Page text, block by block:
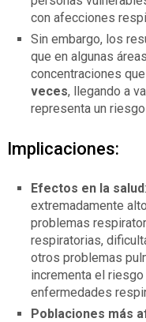
con afecciones
Sin embargo, los
que en algunas
concentraciones que
veces, llegando a
representa un
Implicaciones:
Efectos en la salud
extremadamente
problemas
respiratorias,
otros problemas
incrementa el
enfermedades
Poblaciones más